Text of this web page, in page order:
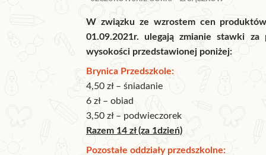
W związku ze wzrostem cen
01.09.2021r. ulegają zmianie stawki
wysokości przedstawionej poniżej:
Brynica Przedszkole:
4,50 zł – śniadanie
6 zł – obiad
3,50 zł – podwieczorek
Razem 14 zł (za 1dzień)
Pozostałe oddziały przedszkolne: